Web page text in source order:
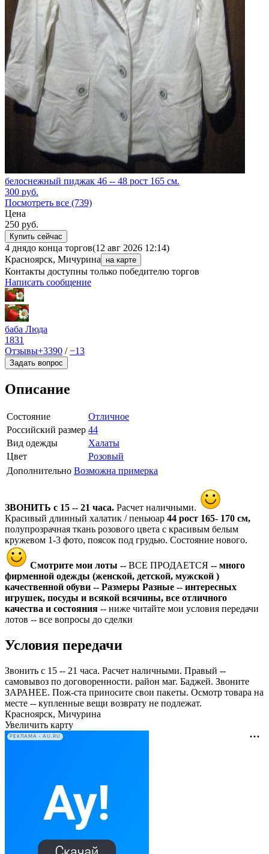
белоснежный пиджак 46 -- 48 рост 165 см.
300 руб.
Посмотреть все (739)
Цена
250 руб.
Купить сейчас
4 днядо конца торгов(12 авг 2026 12:14)
Красноярск, Мичурина
на карте
Контакты доступны только победителю торгов
Написать сообщение
баба Люда
1831
Отзывы+3390 /−13
Задать вопрос
Описание
Состояние
Отличное
Российский размер 44
Вид одежды
Халаты
Цвет
Розовый
Дополнительно Возможна примерка
ЗВОНИТЬ с 15 -- 21 часа. Расчет наличными.
Красивый длинный халатик / пеньюар 44 рост 165- 170 см,
полупрозрачная ткань розового цвета с красивым белым
кружевом 1-3 фото, поясок под грудью. Состояние нового.
Смотрите мои лоты -- ВСЕ ПРОДАЕТСЯ -- много
фирменной одежды (женской, детской, мужской )
качественной обуви -- Размеры Разные -- интересных
игрушек, посуды и всякой всячины, все отличного
качества и состояния -- ниже читайте мои условия передачи
лотов -- все вопросы до сделки
Условия передачи
Звонить с 15 -- 21 часа. Расчет наличными. Правый --
самовывоз по договоренности. район маг. Баджей. Звоните
ЗАРАНЕЕ. Пож-ста приносите свои пакеты. Осмотр товара на
месте -- купленные вещи возврату не подлежат.
Красноярск, Мичурина
Увеличить карту
РЕКЛАМА • AU.RU